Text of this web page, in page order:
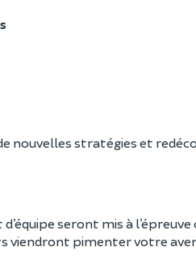
nouvelles stratégies et
seront mis à l’épreuve
viendront pimenter votre